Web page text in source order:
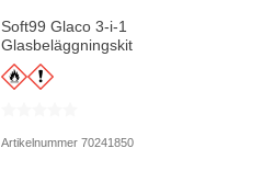
Soft99 Glaco 3-i-1
Glasbeläggningskit
Artikelnummer 70241850